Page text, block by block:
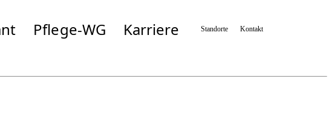
Pflege-WG Karriere Standorte Kontakt